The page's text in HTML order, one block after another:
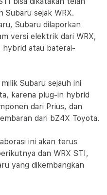
Subaru sejak WRX.
Subaru dilaporkan
versi elektrik dari WRX,
atau baterai-
Subaru sejauh ini
karena plug-in hybrid
dari Prius, dan
dari bZ4X Toyota.
ini akan terus
dan WRX STI,
yang dikembangkan